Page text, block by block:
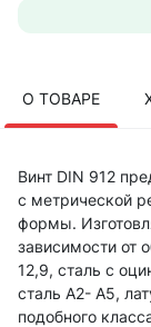
О ТОВАРЕ
Винт DIN 912
с метрической
формы.
зависимости от
12,9, сталь с
сталь А2- А5,
подобного